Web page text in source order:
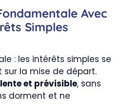
Avec
Simples
: les intérêts simples se
la mise de départ.
et prévisible, sans
dorment et ne